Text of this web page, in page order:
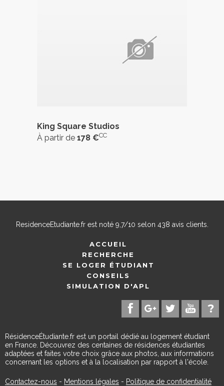
King Square Studios
À partir de 178 €CC
ResidenceEtudiante.frest noté 9,7/10 selon 438 avis clients.
ACCUEIL
RECHERCHE
SE LOGER ÉTUDIANT
CONSEILS
SIMULATION D'APL
RésidenceÉtudiante.fr est un portail dédié au logement étudiant
en France. Découvrez des centaines de résidences étudiantes
adaptées et faites votre choix grâce aux photos, aux informations
concernant les options et à la localisation par rapport à l'école.
Contactez-nous - Mentions légales - Politique de confidentialité